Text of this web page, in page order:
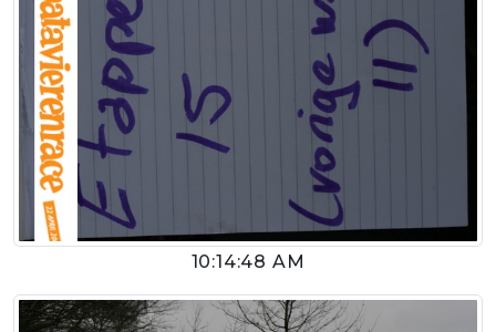
10:14:48 AM